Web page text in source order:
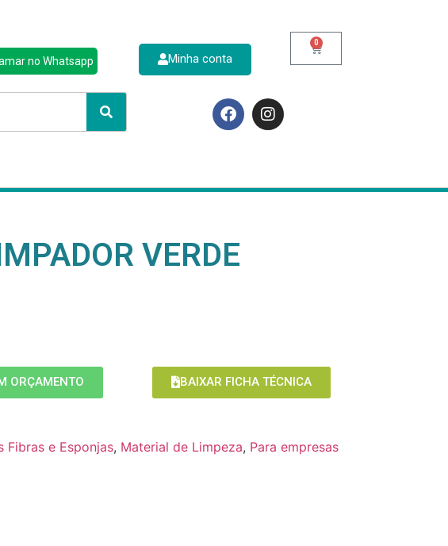
no Whatsapp Minha conta
0
VERDE
ORÇAMENTO BAIXAR FICHA TÉCNICA
Fibras e Esponjas, Material de Limpeza, Para empresas